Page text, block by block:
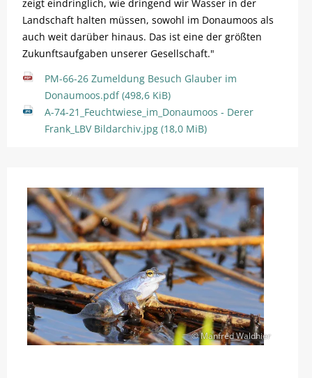
zeigt eindringlich, wie dringend wir Wasser in der
Landschaft halten müssen, sowohl im Donaumoos als
auch weit darüber hinaus. Das ist eine der größten
Zukunftsaufgaben unserer Gesellschaft."
PM-66-26 Zumeldung Besuch Glauber im
Donaumoos.pdf(498,6 KiB)
A-74-21_Feuchtwiese_im_Donaumoos - Derer
Frank_LBV Bildarchiv.jpg (18,0 MiB)
© Manfred Waldhier